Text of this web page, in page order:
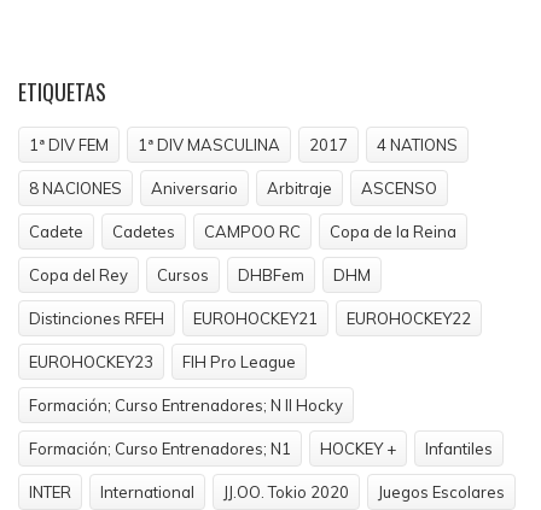
ETIQUETAS
1ª DIV FEM 1ª DIV MASCULINA 2017 4 NATIONS
8 NACIONES Aniversario Arbitraje ASCENSO
Cadete Cadetes CAMPOO RC Copa de la Reina
Copa del Rey Cursos DHBFem DHM
Distinciones RFEH EUROHOCKEY21 EUROHOCKEY22
EUROHOCKEY23 FIH Pro League
Formación; Curso Entrenadores; N II Hocky
Formación; Curso Entrenadores; N1 HOCKEY + Infantiles
INTER International JJ.OO. Tokio 2020 Juegos Escolares